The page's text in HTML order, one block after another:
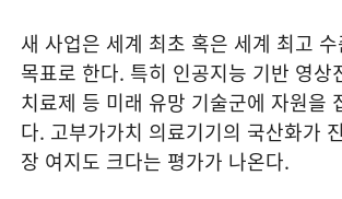
새 사업은 세계 최초 혹은 세계 최고
목표로 한다. 특히 인공지능 기반 영
치료제 등 미래 유망 기술군에 자원을
다. 고부가가치 의료기기의 국산화가
장 여지도 크다는 평가가 나온다.